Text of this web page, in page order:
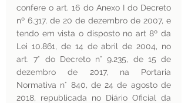
confere o art. 16 do Anexo I do Decreto
nº 6.317, de 20 de dezembro de 2007, e
tendo em vista o disposto no art 8º da
Lei 10.861, de 14 de abril de 2004, no
art. 7° do Decreto n° 9.235, de 15 de
dezembro de 2017, na Portaria
Normativa n° 840, de 24 de agosto de
2018, republicada no Diário Oficial da